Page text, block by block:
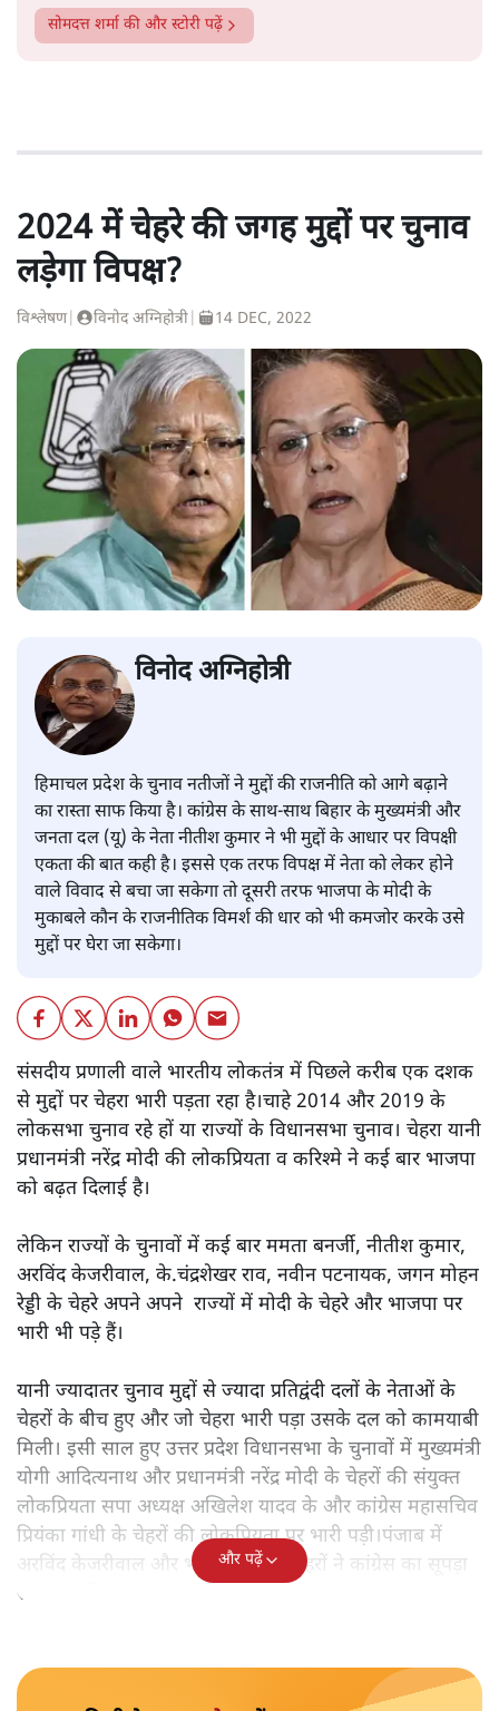
सोमदत्त शर्मा की और स्टोरी पढ़ें
2024 में चेहरे की जगह मुद्दों पर चुनाव
लड़ेगा विपक्ष?
विश्लेषण| विनोद अग्निहोत्री 14 DEC, 2022
विनोद अग्निहोत्री
हिमाचल प्रदेश के चुनाव नतीजों ने मुद्दों की राजनीति को आगे बढ़ाने
का रास्ता साफ किया है। कांग्रेस के साथ-साथ बिहार के मुख्यमंत्री और
जनता दल (यू) के नेता नीतीश कुमार ने भी मुद्दों के आधार पर विपक्षी
एकता की बात कही है। इससे एक तरफ विपक्ष में नेता को लेकर होने
वाले विवाद से बचा जा सकेगा तो दूसरी तरफ भाजपा के मोदी के
मुकाबले कौन के राजनीतिक विमर्श की धार को भी कमजोर करके उसे
मुद्दों पर घेरा जा सकेगा।
संसदीय प्रणाली वाले भारतीय लोकतंत्र में पिछले करीब एक दशक
से मुद्दों पर चेहरा भारी पड़ता रहा है।चाहे 2014 और 2019 के
लोकसभा चुनाव रहे हों या राज्यों के विधानसभा चुनाव। चेहरा यानी
प्रधानमंत्री नरेंद्र मोदी की लोकप्रियता व करिश्मे ने कई बार भाजपा
को बढ़त दिलाई है।
लेकिन राज्यों के चुनावों में कई बार ममता बनर्जी, नीतीश कुमार,
अरविंद केजरीवाल, के.चंद्रशेखर राव, नवीन पटनायक, जगन मोहन
रेड्डी के चेहरे अपने अपने राज्यों में मोदी के चेहरे और भाजपा पर
भारी भी पड़े हैं।
यानी ज्यादातर चुनाव मुद्दों से ज्यादा प्रतिद्वंदी दलों के नेताओं के
चेहरों के बीच हुए और जो चेहरा भारी पड़ा उसके दल को कामयाबी
मिली। इसी साल हुए उत्तर प्रदेश विधानसभा के चुनावों में मुख्यमंत्री
योगी आदित्यनाथ और प्रधानमंत्री नरेंद्र मोदी के चेहरों की संयुक्त
लोकप्रियता सपा अध्यक्ष अखिलेश यादव के और कांग्रेस महासचिव
प्रियंका गांधी के चेहरों की लोकप्रियता पर भारी पड़ी।पंजाब में
अरविंद केजरीवाल और भगवंत मान के चेहरों ने कांग्रेस का सूपड़ा
साफ कर दिया।
और पढ़ें